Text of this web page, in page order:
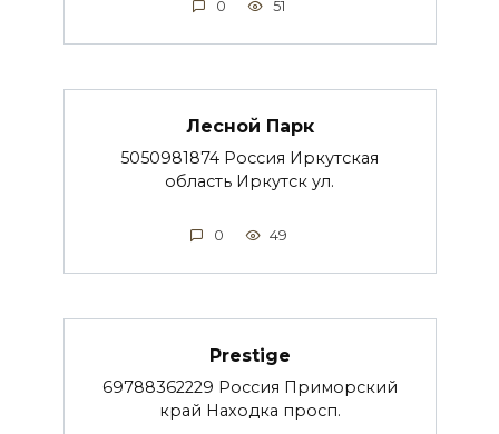
0 51
Лесной Парк
5050981874 Россия Иркутская
область Иркутск ул.
0 49
Prestige
69788362229 Россия Приморский
край Находка просп.